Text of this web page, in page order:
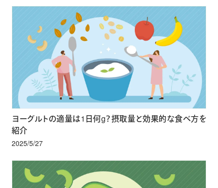
ヨーグルトの適量は1日何g？摂取量と効果的な食べ方を
紹介
2025/5/27